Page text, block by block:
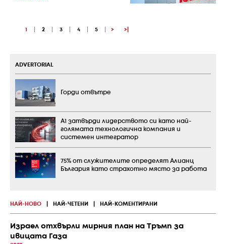
1 2 3 4 5 > >|
НАЙ-НОВО НАЙ-ЧЕТЕНИ НАЙ-КОМЕНТИРАНИ
Израел отхвърли мирния план на Тръмп за
ивицата Газа
ADVERTORIAL
Горди отвътре
А1 затвърди лидерството си като най-
голямата технологична компания и
системен интегратор
75% от служителите определят Алианц
България като страхотно място за работа